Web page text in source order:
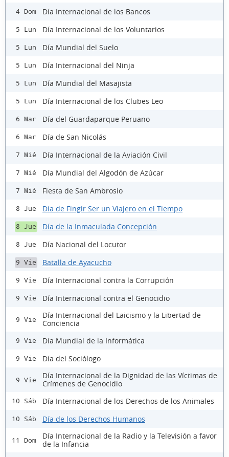
4 Dom Día Internacional de los Bancos
5 Lun Día Internacional de los Voluntarios
5 Lun Día Mundial del Suelo
5 Lun Día Internacional del Ninja
5 Lun Día Mundial del Masajista
5 Lun Día Internacional de los Clubes Leo
6 Mar Día del Guardaparque Peruano
6 Mar Día de San Nicolás
7 Mié Día Internacional de la Aviación Civil
7 Mié Día Mundial del Algodón de Azúcar
7 Mié Fiesta de San Ambrosio
8 Jue Día de Fingir Ser un Viajero en el Tiempo
8 Jue Día de la Inmaculada Concepción
8 Jue Día Nacional del Locutor
9 Vie Batalla de Ayacucho
9 Vie Día Internacional contra la Corrupción
9 Vie Día Internacional contra el Genocidio
9 Vie
Día Internacional del Laicismo y la Libertad de
Conciencia
9 Vie Día Mundial de la Informática
9 Vie Día del Sociólogo
9 Vie
Día Internacional de la Dignidad de las Víctimas de
Crímenes de Genocidio
10 Sáb Día Internacional de los Derechos de los Animales
10 Sáb Día de los Derechos Humanos
11 Dom
Día Internacional de la Radio y la Televisión a favor
de la Infancia